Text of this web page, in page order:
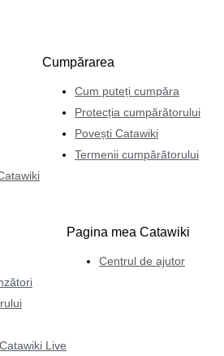
Cumpărarea
Cum puteți cumpăra
Protecția cumpărătorului
Povești Catawiki
Termenii cumpărătorului
Live
Pagina mea Catawiki
Centrul de ajutor